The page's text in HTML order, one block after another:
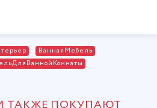
ВаннаяМебель
ТАКЖЕ ПОКУПАЮТ